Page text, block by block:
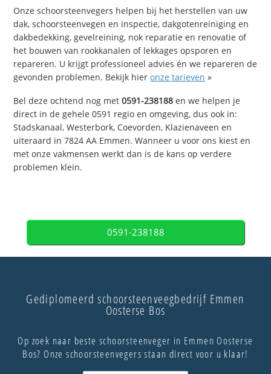
Onze schoorsteenvegers helpen bij het herstellen van uw
dak, schoorsteenvegen en inspectie, dakgotenreiniging en
dakbedekking, gevelreining, nok reparatie en renovatie of
het bouwen van rookkanalen of lekkages opsporen en
repareren. U krijgt professioneel advies én we repareren de
gevonden problemen. Bekijk hieronze tarieven »
Bel deze ochtend nog met0591-238188 en we helpen je
direct in de gehele 0591 regio en omgeving, dus ook in:
Stadskanaal, Westerbork, Coevorden, Klazienaveen en
uiteraard in 7824 AA Emmen. Wanneer u voor ons kiest en
met onze vakmensen werkt dan is de kans op verdere
problemen klein.
0591-238188
Gediplomeerd schoorsteenveegbedrijf Emmen
Oosterse Bos
Op zoek naar beste schoorsteenveger in Emmen Oosterse
Bos? Onze schoorsteenvegers staan direct voor u klaar!